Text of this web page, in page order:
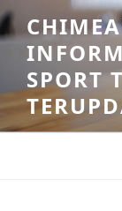
Skip
to
content
SPORT